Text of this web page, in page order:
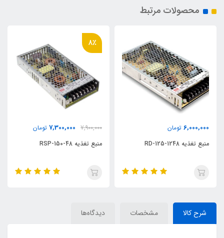
محصولات مرتبط
7,900,000
منبع تغذیه RSP-150-48
11,000,000
9,500,000
منبع تغذیه S-350-24
شرح کالا مشخصات دیدگاه‌ها